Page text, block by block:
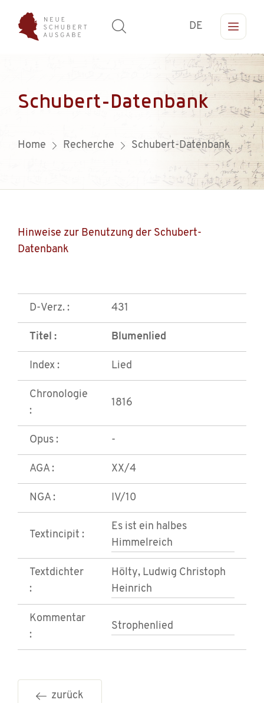
DE
Schubert-Datenbank
Home Recherche Schubert-Datenbank
Hinweise zur Benutzung der Schubert-
Datenbank
D-Verz. : 431
Titel : Blumenlied
Index : Lied
Chronologie
:
1816
Opus : -
AGA : XX/4
NGA : IV/10
Textincipit :
Es ist ein halbes
Himmelreich
Textdichter
:
Hölty, Ludwig Christoph
Heinrich
Kommentar
:
Strophenlied
zurück